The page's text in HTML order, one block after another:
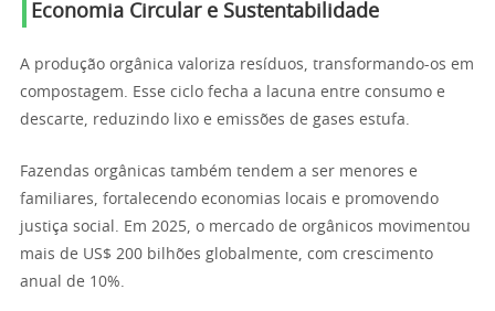
Economia Circular e Sustentabilidade
A produção orgânica valoriza resíduos, transformando-os em
compostagem. Esse ciclo fecha a lacuna entre consumo e
descarte, reduzindo lixo e emissões de gases estufa.
Fazendas orgânicas também tendem a ser menores e
familiares, fortalecendo economias locais e promovendo
justiça social. Em 2025, o mercado de orgânicos movimentou
mais de US$ 200 bilhões globalmente, com crescimento
anual de 10%.